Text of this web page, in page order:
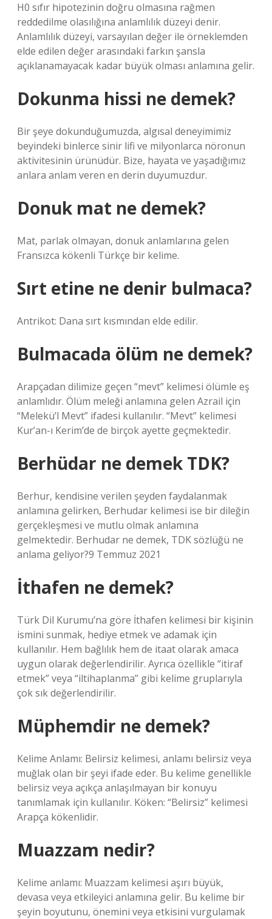
H0 sıfır hipotezinin doğru olmasına rağmen
reddedilme olasılığına anlamlılık düzeyi denir.
Anlamlılık düzeyi, varsayılan değer ile örneklemden
elde edilen değer arasındaki farkın şansla
açıklanamayacak kadar büyük olması anlamına gelir.
Dokunma hissi ne demek?
Bir şeye dokunduğumuzda, algısal deneyimimiz
beyindeki binlerce sinir lifi ve milyonlarca nöronun
aktivitesinin ürünüdür. Bize, hayata ve yaşadığımız
anlara anlam veren en derin duyumuzdur.
Donuk mat ne demek?
Mat, parlak olmayan, donuk anlamlarına gelen
Fransızca kökenli Türkçe bir kelime.
Sırt etine ne denir bulmaca?
Antrikot: Dana sırt kısmından elde edilir.
Bulmacada ölüm ne demek?
Arapçadan dilimize geçen “mevt” kelimesi ölümle eş
anlamlıdır. Ölüm meleği anlamına gelen Azrail için
“Melekü’l Mevt” ifadesi kullanılır. “Mevt” kelimesi
Kur’an-ı Kerim’de de birçok ayette geçmektedir.
Berhüdar ne demek TDK?
Berhur, kendisine verilen şeyden faydalanmak
anlamına gelirken, Berhudar kelimesi ise bir dileğin
gerçekleşmesi ve mutlu olmak anlamına
gelmektedir. Berhudar ne demek, TDK sözlüğü ne
anlama geliyor?9 Temmuz 2021
İthafen ne demek?
Türk Dil Kurumu’na göre İthafen kelimesi bir kişinin
ismini sunmak, hediye etmek ve adamak için
kullanılır. Hem bağlılık hem de itaat olarak amaca
uygun olarak değerlendirilir. Ayrıca özellikle “itiraf
etmek” veya “iltihaplanma” gibi kelime gruplarıyla
çok sık değerlendirilir.
Müphemdir ne demek?
Kelime Anlamı: Belirsiz kelimesi, anlamı belirsiz veya
muğlak olan bir şeyi ifade eder. Bu kelime genellikle
belirsiz veya açıkça anlaşılmayan bir konuyu
tanımlamak için kullanılır. Köken: “Belirsiz” kelimesi
Arapça kökenlidir.
Muazzam nedir?
Kelime anlamı: Muazzam kelimesi aşırı büyük,
devasa veya etkileyici anlamına gelir. Bu kelime bir
şeyin boyutunu, önemini veya etkisini vurgulamak